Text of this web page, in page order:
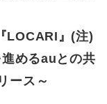
LOCARI』(注)
めるauとの共
ース～